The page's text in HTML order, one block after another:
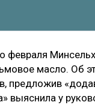
февраля
масло. Об
предложив
выяснила у